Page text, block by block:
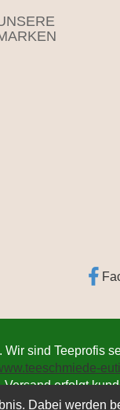
Dabei
sind Teeprofis
Versand erfolgt